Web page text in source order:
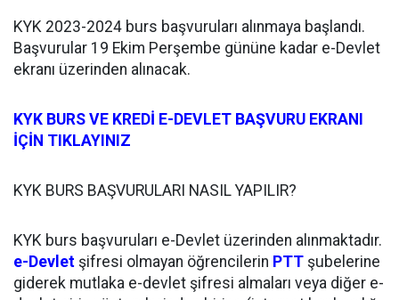
KYK 2023-2024 burs başvuruları alınmaya başlandı.
Başvurular 19 Ekim Perşembe gününe kadar e-Devlet
ekranı üzerinden alınacak.
KYK BURS VE KREDİ E-DEVLET BAŞVURU EKRANI
İÇİN TIKLAYINIZ
KYK BURS BAŞVURULARI NASIL YAPILIR?
KYK burs başvuruları e-Devlet üzerinden alınmaktadır.
e-Devlet şifresi olmayan öğrencilerin PTT şubelerine
giderek mutlaka e-devlet şifresi almaları veya diğer e-